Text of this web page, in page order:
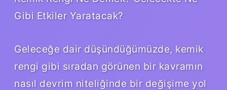
Gibi Etkiler Yaratacak?
Geleceğe dair düşündüğümüzde, kemik
rengi gibi sıradan görünen bir kavramın
nasıl devrim niteliğinde bir değişime yol